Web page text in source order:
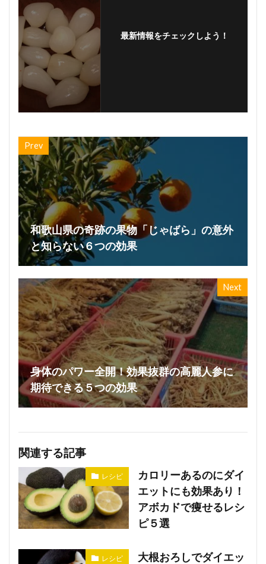
最新情報をチェックしよう！
Prev
和歌山県の奇跡の果物「じゃばら」の意外
と知らない６つの効果
Next
身体のパワー全開！効果抜群の高麗人参に
期待できる５つの効果
関連する記事
レシピ
カロリーあるのにダイ
エットにも効果あり！
アボカドで痩せるレシ
ピ５選
レシピ
大根おろしでダイエッ